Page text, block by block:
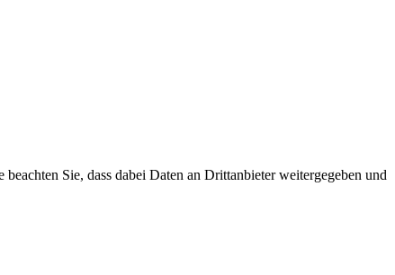
Sie, dass dabei Daten an Drittanbieter weitergegeben und